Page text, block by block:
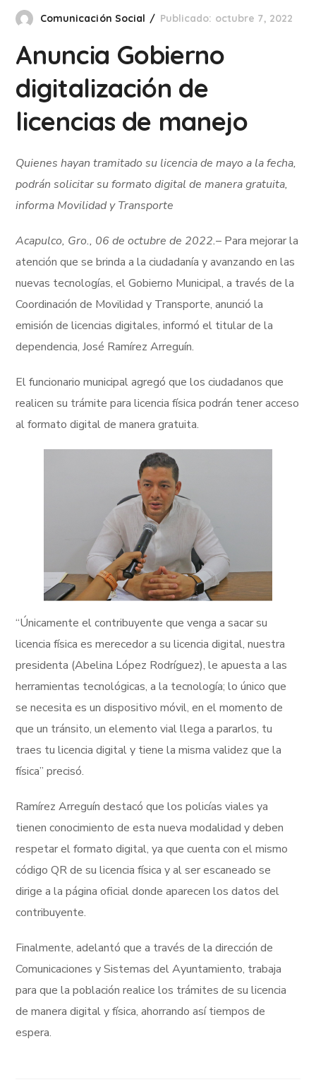
Comunicación Social Publicado: octubre 7, 2022
Anuncia Gobierno
digitalización de
licencias de manejo
Quienes hayan tramitado su licencia de mayo a la fecha,
podrán solicitar su formato digital de manera gratuita,
informa Movilidad y Transporte
Acapulco, Gro., 06 de octubre de 2022.– Para mejorar la
atención que se brinda a la ciudadanía y avanzando en las
nuevas tecnologías, el Gobierno Municipal, a través de la
Coordinación de Movilidad y Transporte, anunció la
emisión de licencias digitales, informó el titular de la
dependencia, José Ramírez Arreguín.
El funcionario municipal agregó que los ciudadanos que
realicen su trámite para licencia física podrán tener acceso
al formato digital de manera gratuita.
“Únicamente el contribuyente que venga a sacar su
licencia física es merecedor a su licencia digital, nuestra
presidenta (Abelina López Rodríguez), le apuesta a las
herramientas tecnológicas, a la tecnología; lo único que
se necesita es un dispositivo móvil, en el momento de
que un tránsito, un elemento vial llega a pararlos, tu
traes tu licencia digital y tiene la misma validez que la
física” precisó.
Ramírez Arreguín destacó que los policías viales ya
tienen conocimiento de esta nueva modalidad y deben
respetar el formato digital, ya que cuenta con el mismo
código QR de su licencia física y al ser escaneado se
dirige a la página oficial donde aparecen los datos del
contribuyente.
Finalmente, adelantó que a través de la dirección de
Comunicaciones y Sistemas del Ayuntamiento, trabaja
para que la población realice los trámites de su licencia
de manera digital y física, ahorrando así tiempos de
espera.